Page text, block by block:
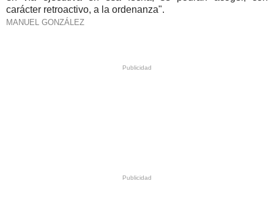
carácter retroactivo, a la ordenanza".
MANUEL GONZÁLEZ